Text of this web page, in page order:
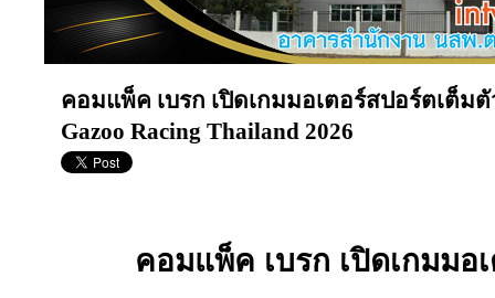
คอมแพ็ค เบรก เปิดเกมมอเตอร์สปอร์ตเต็ม
Gazoo Racing Thailand 2026
คอมแพ็ค เบรก เปิดเกมมอ